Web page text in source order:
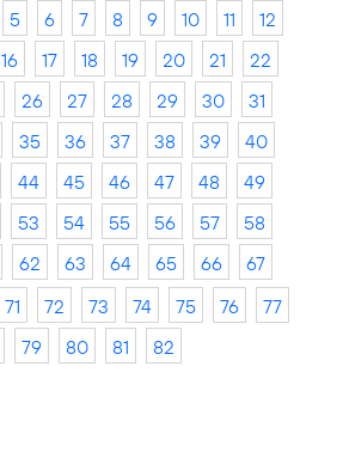
5 6 7 8 9 10 11
12
16 17 18 19 20 21
22
26 27 28 29 30
31
35 36 37 38 39
40
44 45 46 47 48
49
53 54 55 56 57
58
62 63 64 65 66
67
71 72 73 74 75 76
77
79 80 81 82